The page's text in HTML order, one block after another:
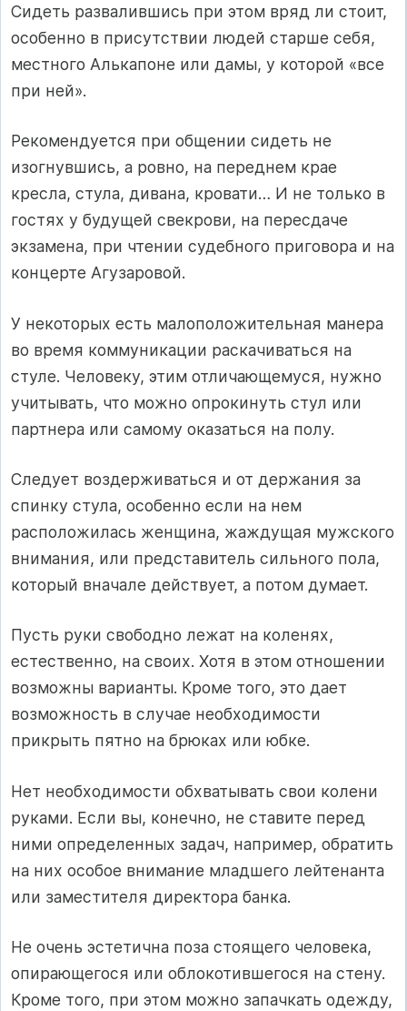
Сидеть развалившись при этом вряд ли стоит,
особенно в присутствии людей старше себя,
местного Алькапоне или дамы, у которой «все
при ней».
Рекомендуется при общении сидеть не
изогнувшись, а ровно, на переднем крае
кресла, стула, дивана, кровати… И не только в
гостях у будущей свекрови, на пересдаче
экзамена, при чтении судебного приговора и на
концерте Агузаровой.
У некоторых есть малоположительная манера
во время коммуникации раскачиваться на
стуле. Человеку, этим отличающемуся, нужно
учитывать, что можно опрокинуть стул или
партнера или самому оказаться на полу.
Следует воздерживаться и от держания за
спинку стула, особенно если на нем
расположилась женщина, жаждущая мужского
внимания, или представитель сильного пола,
который вначале действует, а потом думает.
Пусть руки свободно лежат на коленях,
естественно, на своих. Хотя в этом отношении
возможны варианты. Кроме того, это дает
возможность в случае необходимости
прикрыть пятно на брюках или юбке.
Нет необходимости обхватывать свои колени
руками. Если вы, конечно, не ставите перед
ними определенных задач, например, обратить
на них особое внимание младшего лейтенанта
или заместителя директора банка.
Не очень эстетична поза стоящего человека,
опирающегося или облокотившегося на стену.
Кроме того, при этом можно запачкать одежду,